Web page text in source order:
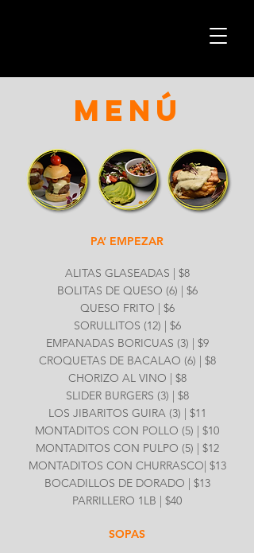
MENÚ
PA’ EMPEZAR
ALITAS GLASEADAS | $8
BOLITAS DE QUESO (6) | $6
QUESO FRITO | $6
SORULLITOS (12) | $6
EMPANADAS BORICUAS (3) | $9
CROQUETAS DE BACALAO (6) | $8
CHORIZO AL VINO | $8
SLIDER BURGERS (3) | $8
LOS JIBARITOS GUIRA (3) | $11
MONTADITOS CON POLLO (5) | $10
MONTADITOS CON PULPO (5) | $12
MONTADITOS CON CHURRASCO| $13
BOCADILLOS DE DORADO | $13
PARRILLERO 1LB | $40
SOPAS